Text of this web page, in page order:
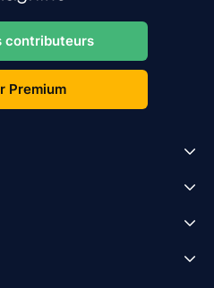
contributeurs
Premium